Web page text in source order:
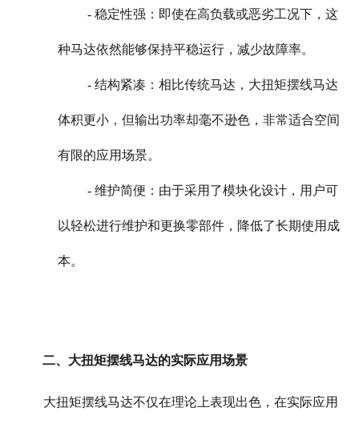
- 稳定性强：即使在高负载或恶劣工况下，这
种马达依然能够保持平稳运行，减少故障率。
- 结构紧凑：相比传统马达，大扭矩摆线马达
体积更小，但输出功率却毫不逊色，非常适合空间
有限的应用场景。
- 维护简便：由于采用了模块化设计，用户可
以轻松进行维护和更换零部件，降低了长期使用成
本。
二、大扭矩摆线马达的实际应用场景
大扭矩摆线马达不仅在理论上表现出色，在实际应用